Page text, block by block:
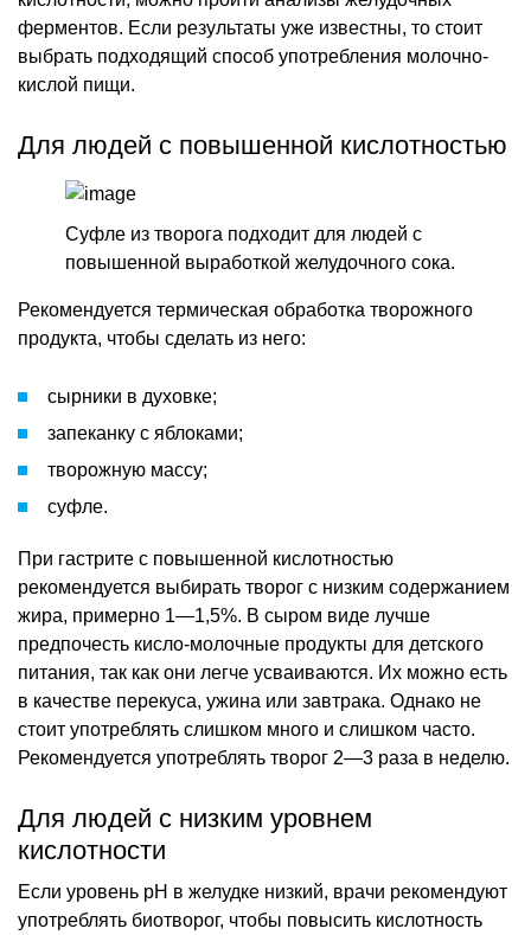
ферментов. Если результаты уже известны, то стоит
выбрать подходящий способ употребления молочно-
кислой пищи.
Для людей с повышенной кислотностью
Суфле из творога подходит для людей с
повышенной выработкой желудочного сока.
Рекомендуется термическая обработка творожного
продукта, чтобы сделать из него:
сырники в духовке;
запеканку с яблоками;
творожную массу;
суфле.
При гастрите с повышенной кислотностью
рекомендуется выбирать творог с низким содержанием
жира, примерно 1—1,5%. В сыром виде лучше
предпочесть кисло-молочные продукты для детского
питания, так как они легче усваиваются. Их можно есть
в качестве перекуса, ужина или завтрака. Однако не
стоит употреблять слишком много и слишком часто.
Рекомендуется употреблять творог 2—3 раза в неделю.
Для людей с низким уровнем
кислотности
Если уровень pH в желудке низкий, врачи рекомендуют
употреблять биотворог, чтобы повысить кислотность